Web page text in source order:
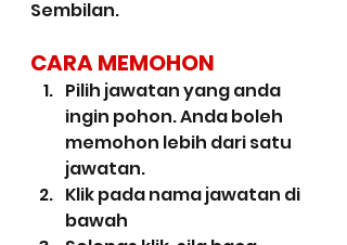
Sembilan.
CARA MEMOHON
Pilih jawatan yang anda
ingin pohon. Anda boleh
memohon lebih dari satu
jawatan.
Klik pada nama jawatan di
bawah